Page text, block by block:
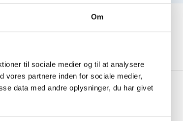
Om
til sociale medier og til at analysere
vores partnere inden for sociale medier,
data med andre oplysninger, du har givet
Bomae
Trustpilot